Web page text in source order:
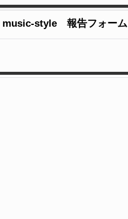
music-style 報告フォーム